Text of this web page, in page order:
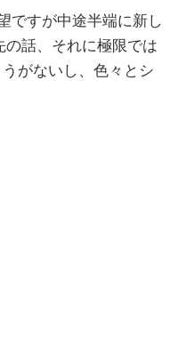
ですが中途半端に新し
話、それに極限では
がないし、色々とシ